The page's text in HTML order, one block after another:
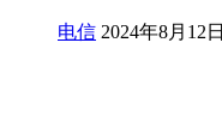
电信 2024年8月12日